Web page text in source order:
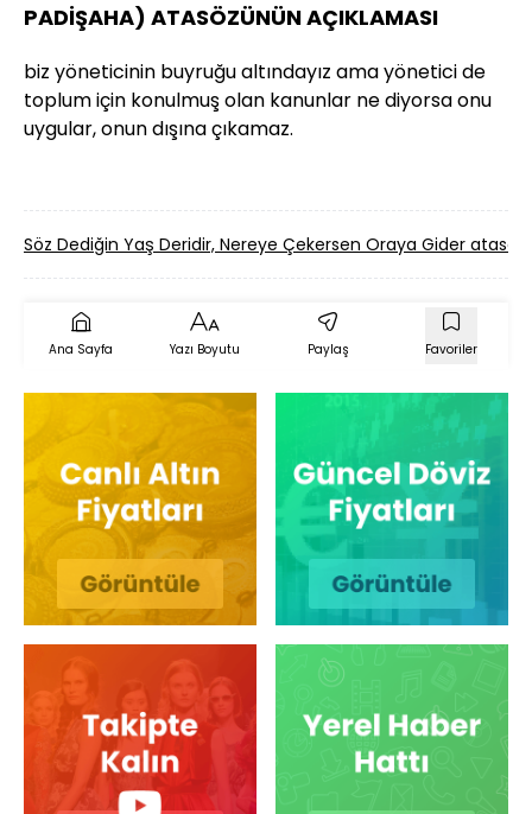
PADİŞAHA) ATASÖZÜNÜN AÇIKLAMASI
biz yöneticinin buyruğu altındayız ama yönetici de
toplum için konulmuş olan kanunlar ne diyorsa onu
uygular, onun dışına çıkamaz.
Söz Dediğin Yaş Deridir, Nereye Çekersen Oraya Gider
Ana Sayfa Yazı Boyutu Paylaş Favoriler